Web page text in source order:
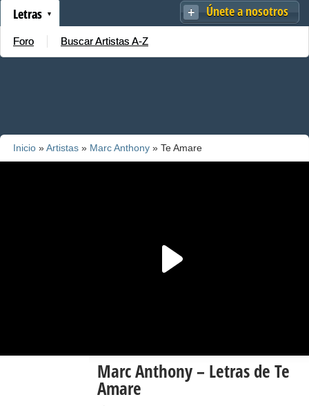
Únete a nosotros
Letras
Foro Buscar Artistas A-Z
Inicio »Artistas » Marc Anthony » Te Amare
Marc Anthony – Letras de Te
Amare